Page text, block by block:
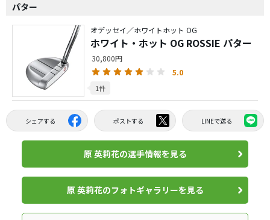
パター
オデッセイ／ホワイトホット OG
ホワイト・ホット OG ROSSIE パター
30,800円
5.0
1件
シェアする ポストする LINEで送る
原 英莉花の選手情報を見る
原 英莉花のフォトギャラリーを見る